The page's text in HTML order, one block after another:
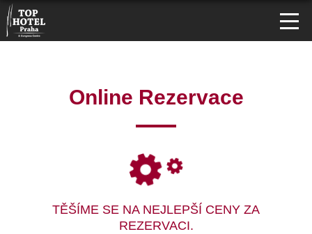
Online Rezervace
TĚŠÍME SE NA NEJLEPŠÍ CENY ZA
REZERVACI.